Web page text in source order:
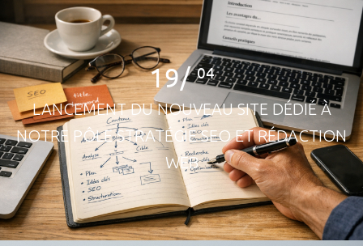
19/04
LANCEMENT DU NOUVEAU SITE DÉDIÉ À
NOTRE PÔLE STRATÉGIE SEO ET RÉDACTION
WEB